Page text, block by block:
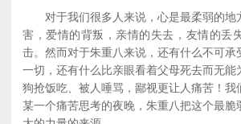
对于我们很多人来说，心是最柔弱的地
害，爱情的背叛，亲情的失去，友情的丢
击。然而对于朱重八来说，还有什么不可承
一切，还有什么比亲眼看着父母死去而无能
狗抢饭吃、被人唾骂，鄙视更让人痛苦！我
某一个痛苦思考的夜晚，朱重八把这个最脆